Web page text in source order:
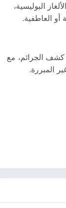
البوليسية،
أو العاطفية.
كشف الجرائم، مع
المبررة.